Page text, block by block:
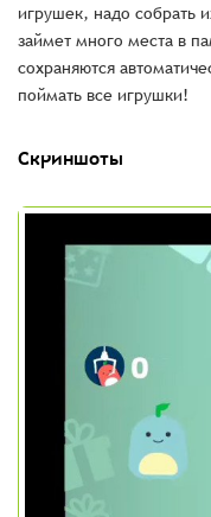
игрушек, надо собрать
займет много места в
сохраняются
поймать все игрушки!
Скриншоты